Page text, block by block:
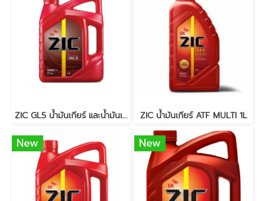
ZIC GL5 น้ำมันเกียร์ และน้ำมันเฟืองท้าย 80W90 4L ZIC น้ำมันเกียร์ ATF MULTI 1L
New New